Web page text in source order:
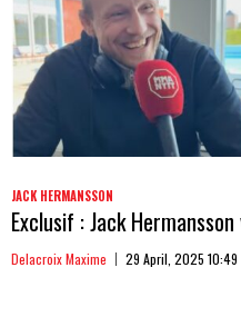
JACK HERMANSSON
Exclusif : Jack
Delacroix Maxime 29 April, 2025 10:49